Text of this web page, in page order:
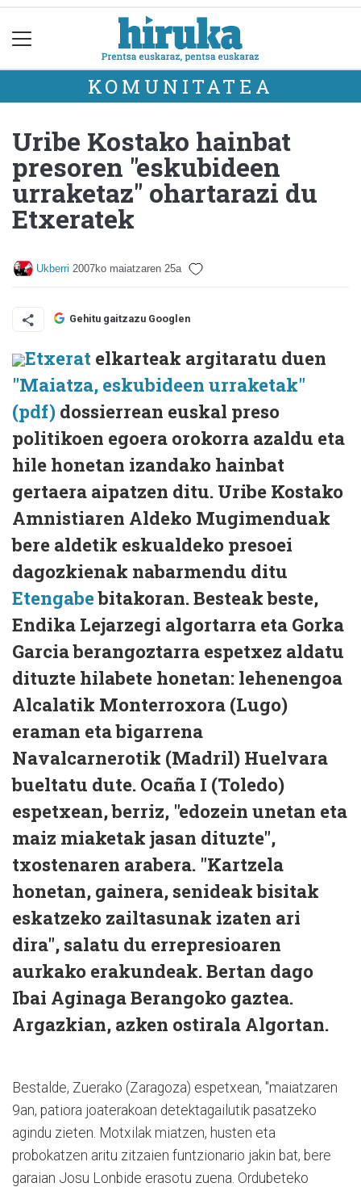
KOMUNITATEA
Uribe Kostako hainbat
presoren "eskubideen
urraketaz" ohartarazi du
Etxeratek
Ukberri 2007ko maiatzaren 25a
Gehitu gaitzazu Googlen
Etxerat elkarteak argitaratu duen
"Maiatza, eskubideen urraketak"
(pdf) dossierrean euskal preso
politikoen egoera orokorra azaldu eta
hile honetan izandako hainbat
gertaera aipatzen ditu. Uribe Kostako
Amnistiaren Aldeko Mugimenduak
bere aldetik eskualdeko presoei
dagozkienak nabarmendu ditu
Etengabebitakoran. Besteak beste,
Endika Lejarzegi algortarra eta Gorka
Garcia berangoztarra espetxez aldatu
dituzte hilabete honetan: lehenengoa
Alcalatik Monterroxora (Lugo)
eraman eta bigarrena
Navalcarnerotik (Madril) Huelvara
bueltatu dute. Ocaña I (Toledo)
espetxean, berriz, "edozein unetan eta
maiz miaketak jasan dituzte",
txostenaren arabera. "Kartzela
honetan, gainera, senideak bisitak
eskatzeko zailtasunak izaten ari
dira", salatu du errepresioaren
aurkako erakundeak. Bertan dago
Ibai Aginaga Berangoko gaztea.
Argazkian, azken ostirala Algortan.
Bestalde, Zuerako (Zaragoza) espetxean, "maiatzaren
9an, patiora joaterakoan detektagailutik pasatzeko
agindu zieten. Motxilak miatzen, husten eta
probokatzen aritu zitzaien funtzionario jakin bat, bere
garaian Josu Lonbide erasotu zuena. Ordubeteko